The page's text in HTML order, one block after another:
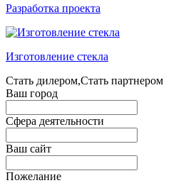
Разработка проекта
Изготовление стекла
Стать дилером,Стать партнером
Ваш город
Сфера деятельности
Ваш сайт
Пожелание